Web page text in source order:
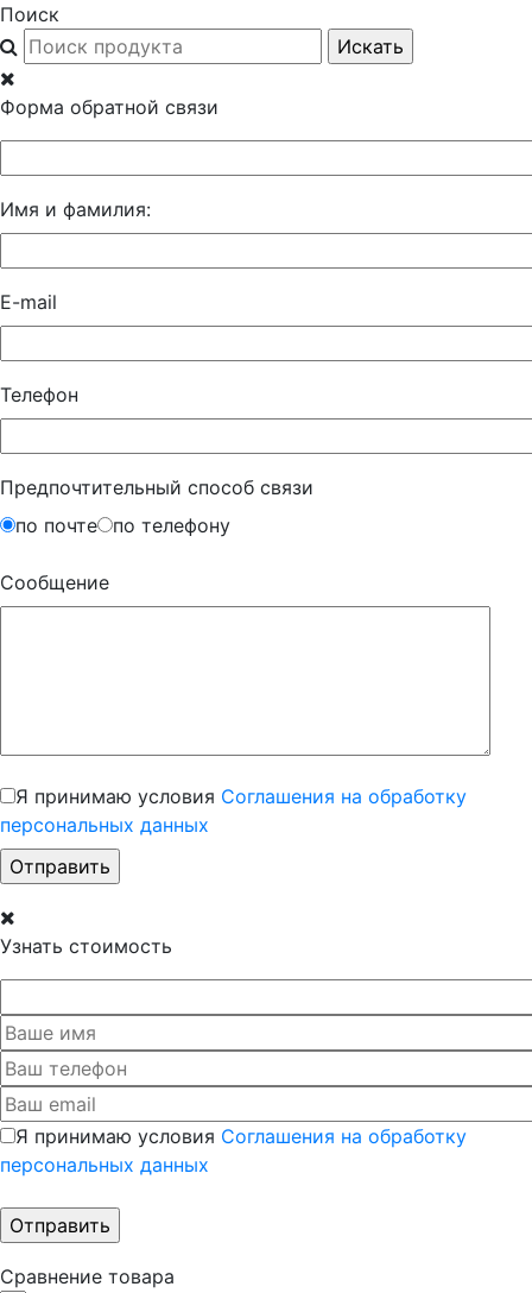
Поиск
Форма обратной связи
Имя и фамилия:
E-mail
Телефон
Предпочтительный способ связи
по почте
по телефону
Сообщение
Я принимаю условия Соглашения на обработку
персональных данных
Узнать стоимость
Я принимаю условия Соглашения на обработку
персональных данных
Сравнение товара